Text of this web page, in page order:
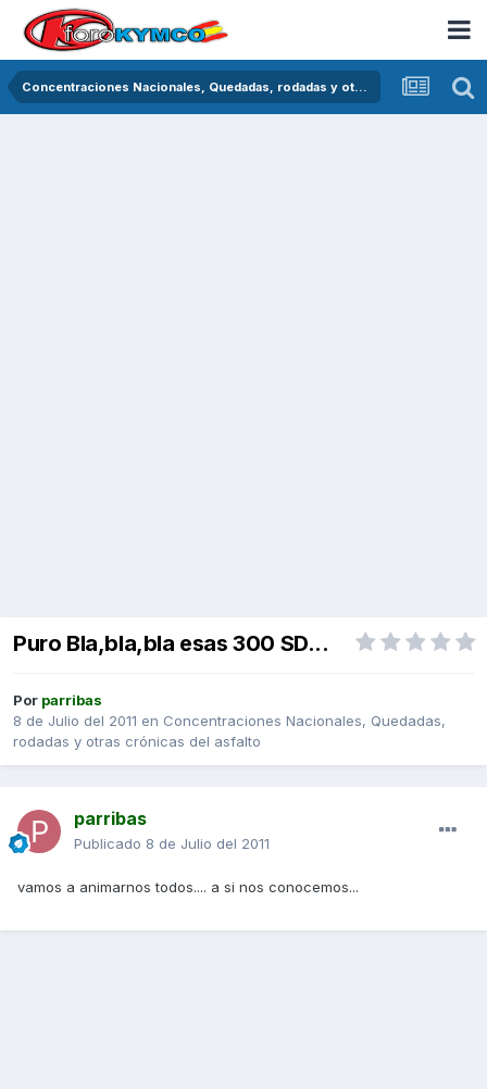
Concentraciones Nacionales, Quedadas, rodadas y otras crónicas del asfalto
Puro Bla,bla,bla esas 300 SD...
Por parribas
8 de Julio del 2011 en Concentraciones Nacionales, Quedadas,
rodadas y otras crónicas del asfalto
parribas
Publicado 8 de Julio del 2011
vamos a animarnos todos.... a si nos conocemos...